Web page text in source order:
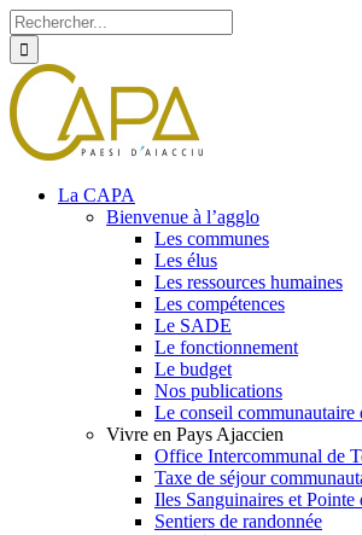
Rechercher
Skip
to
content
Facebook
Twitter
Instagram
La CAPA
Bienvenue à l’agglo
Les communes
Les élus
Les ressources humaines
Les compétences
Le SADE
Le fonctionnement
Le budget
Nos publications
Le conseil communautaire
Vivre en Pays Ajaccien
Office Intercommunal de
Taxe de séjour
Iles Sanguinaires et Pointe
Sentiers de randonnée